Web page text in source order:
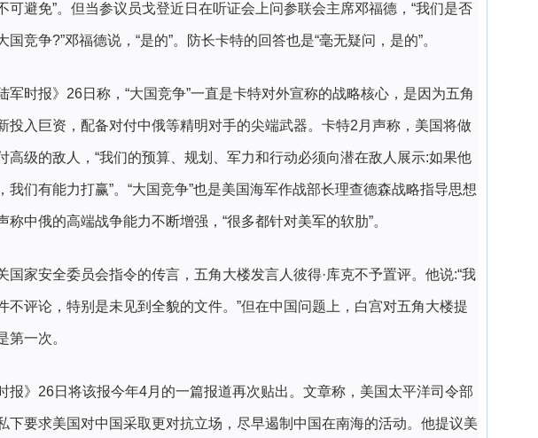
可避免”。但当参议员戈登近日在听证会上问参联会主席邓福德，“我们是否
国竞争?”邓福德说，“是的”。防长卡特的回答也是“毫无疑问，是的”。
军时报》26日称，“大国竞争”一直是卡特对外宣称的战略核心，是因为五角
投入巨资，配备对付中俄等精明对手的尖端武器。卡特2月声称，美国将做
高级的敌人，“我们的预算、规划、军力和行动必须向潜在敌人展示:如果他
我们有能力打赢”。“大国竞争”也是美国海军作战部长理查德森战略指导思想
称中俄的高端战争能力不断增强，“很多都针对美军的软肋”。
国家安全委员会指令的传言，五角大楼发言人彼得·库克不予置评。他说:“我
不评论，特别是未见到全貌的文件。”但在中国问题上，白宫对五角大楼提
第一次。
报》26日将该报今年4月的一篇报道再次贴出。文章称，美国太平洋司令部
下要求美国对中国采取更对抗立场，尽早遏制中国在南海的活动。他提议美